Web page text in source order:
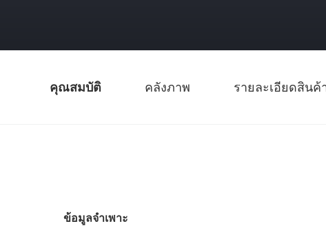
คุณสมบัติ คลังภาพ รายละเอียดสินค้
ข้อมูลจำเพาะ